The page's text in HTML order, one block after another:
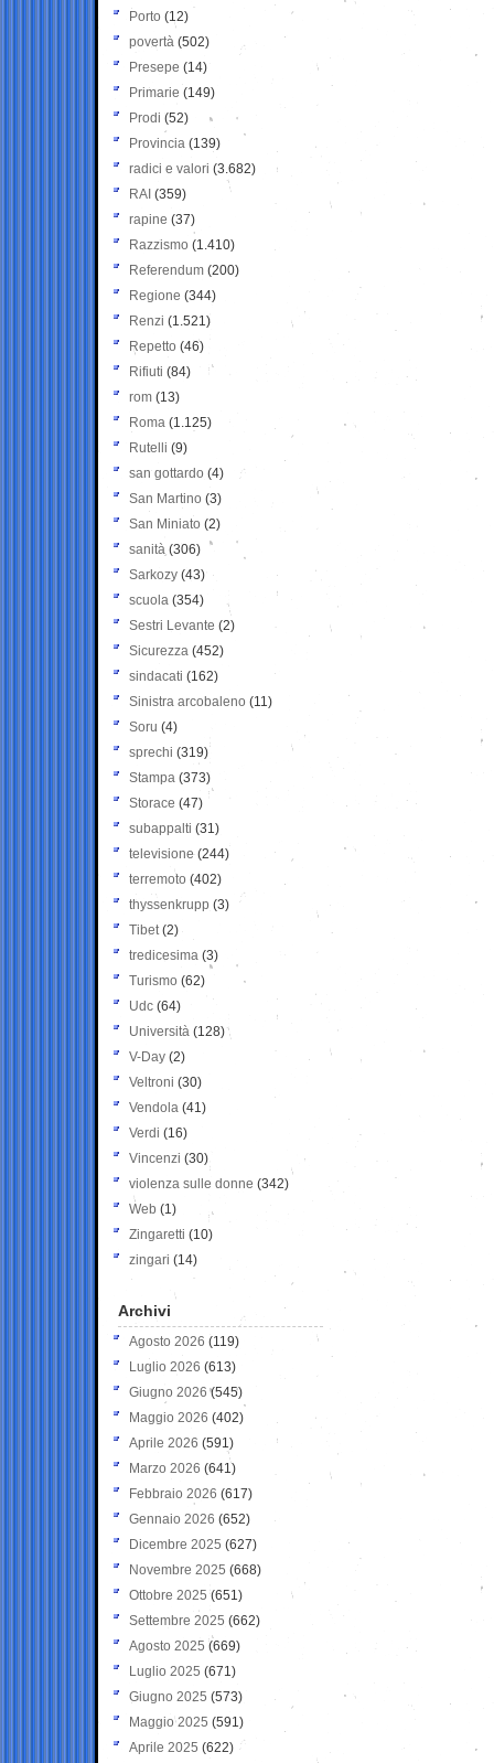
Porto (12)
povertà (502)
Presepe (14)
Primarie (149)
Prodi (52)
Provincia (139)
radici e valori (3.682)
RAI (359)
rapine (37)
Razzismo (1.410)
Referendum (200)
Regione (344)
Renzi (1.521)
Repetto (46)
Rifiuti (84)
rom (13)
Roma (1.125)
Rutelli (9)
san gottardo (4)
San Martino (3)
San Miniato (2)
sanità (306)
Sarkozy (43)
scuola (354)
Sestri Levante (2)
Sicurezza (452)
sindacati (162)
Sinistra arcobaleno (11)
Soru (4)
sprechi (319)
Stampa (373)
Storace (47)
subappalti (31)
televisione(244)
terremoto (402)
thyssenkrupp (3)
Tibet(2)
tredicesima (3)
Turismo (62)
Udc (64)
Università (128)
V-Day (2)
Veltroni (30)
Vendola (41)
Verdi (16)
Vincenzi (30)
violenza sulle donne (342)
Web (1)
Zingaretti (10)
zingari (14)
Archivi
Agosto 2026 (119)
Luglio 2026 (613)
Giugno 2026 (545)
Maggio 2026 (402)
Aprile 2026 (591)
Marzo 2026 (641)
Febbraio 2026 (617)
Gennaio 2026 (652)
Dicembre 2025 (627)
Novembre 2025 (668)
Ottobre 2025 (651)
Settembre 2025 (662)
Agosto 2025 (669)
Luglio 2025 (671)
Giugno 2025 (573)
Maggio 2025 (591)
Aprile 2025 (622)